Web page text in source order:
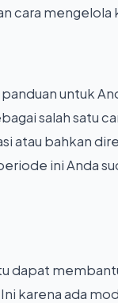
cara mengelola
untuk
salah satu
atau bahkan
ini Anda
dapat
karena ada